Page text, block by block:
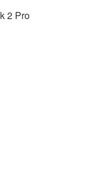
2 Pro